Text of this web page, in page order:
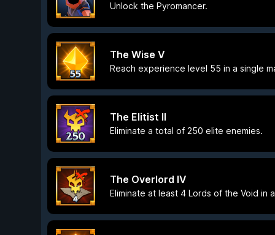
Unlock the Pyromancer.
The Wise V
Reach experience level 55 in a single
The Elitist II
Eliminate a total of 250 elite enemies.
The Overlord IV
Eliminate at least 4 Lords of the Void in